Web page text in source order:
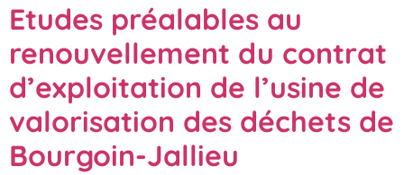
Etudes préalables au
renouvellement du contrat
d’exploitation de l’usine de
valorisation des déchets de
Bourgoin-Jallieu